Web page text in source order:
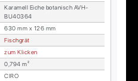
Ka­ra­mell Ei­che bo­ta­nisch AVH­
BU40364
630 mm x 126 mm
Fisch­grät
zum Kli­cken
0,794 m²
CIRO